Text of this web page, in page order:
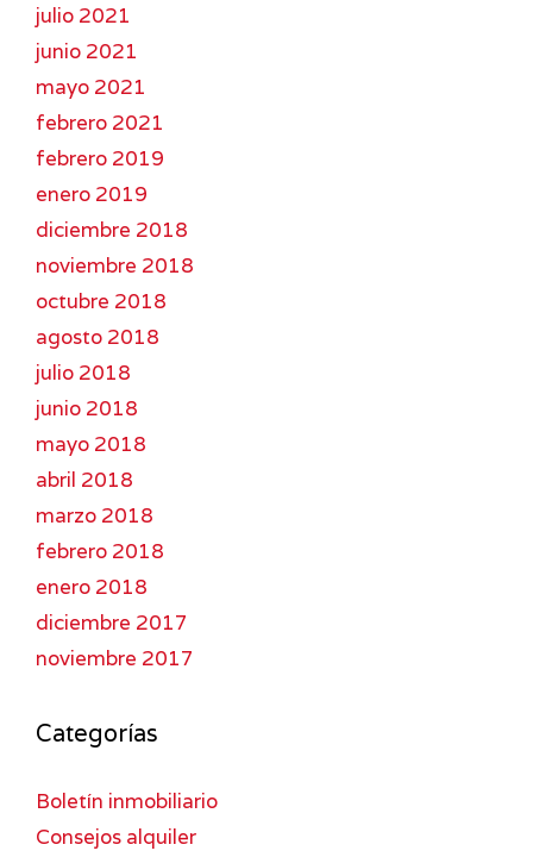
julio 2021
junio 2021
mayo 2021
febrero 2021
febrero 2019
enero 2019
diciembre 2018
noviembre 2018
octubre 2018
agosto 2018
julio 2018
junio 2018
mayo 2018
abril 2018
marzo 2018
febrero 2018
enero 2018
diciembre 2017
noviembre 2017
Categorías
Boletín inmobiliario
Consejos alquiler